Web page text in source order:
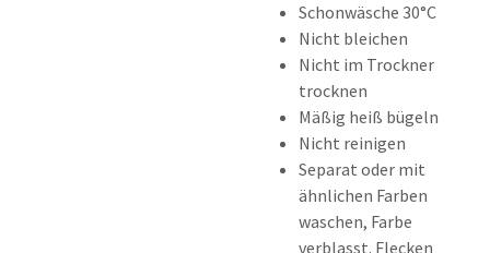
Schonwäsche 30°C
Nicht bleichen
Nicht im Trockner
trocknen
Mäßig heiß bügeln
Nicht reinigen
Separat oder mit
ähnlichen Farben
waschen, Farbe
verblasst. Flecken